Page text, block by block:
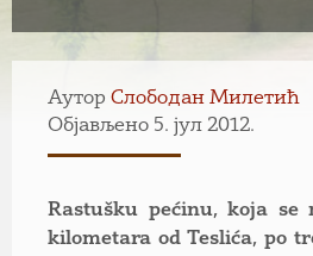
Аутор Слободан Милетић
Објављено 5. јул 2012.
Rastušku pećinu, koja se
kilometara od Teslića, po